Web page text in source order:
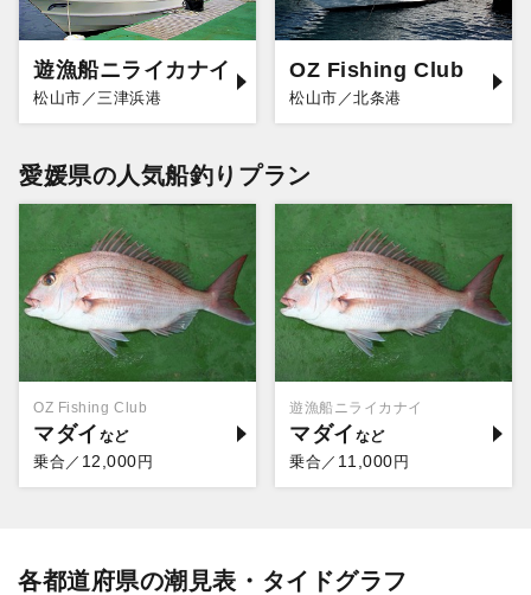
遊漁船ニライカナイ
松山市／三津浜港
OZ Fishing Club
松山市／北条港
愛媛県の人気船釣りプラン
OZ Fishing Club
マダイ
乗合／ 12,000円
遊漁船ニライカナイ
マダイ
乗合／ 11,000円
各都道府県の潮見表・タイドグラフ